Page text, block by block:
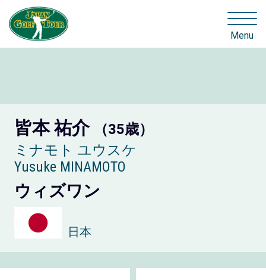
Menu
皆本 祐介
（35歳）
ミナモト ユウスケ
Yusuke MINAMOTO
ウィズワン
日本